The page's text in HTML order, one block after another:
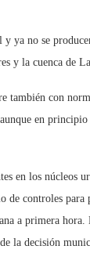
ya no se
y la cuenca de
también con
en
en los núcleos
de controles
a primera
la decisión